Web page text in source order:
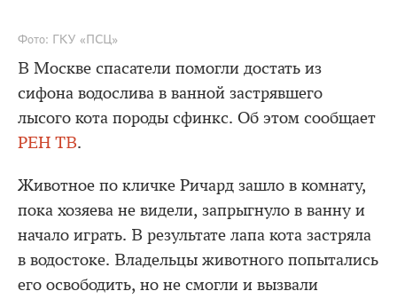
Фото: ГКУ «ПСЦ»
В Москве спасатели помогли достать из
сифона водослива в ванной застрявшего
лысого кота породы сфинкс. Об этом сообщает
РЕН ТВ.
Животное по кличке Ричард зашло в комнату,
пока хозяева не видели, запрыгнуло в ванну и
начало играть. В результате лапа кота застряла
в водостоке. Владельцы животного попытались
его освободить, но не смогли и вызвали